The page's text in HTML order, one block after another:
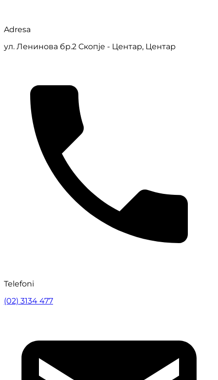
Adresa
ул. Ленинова бр.2 Скопје - Центар, Центар
Telefoni
(02) 3134 477